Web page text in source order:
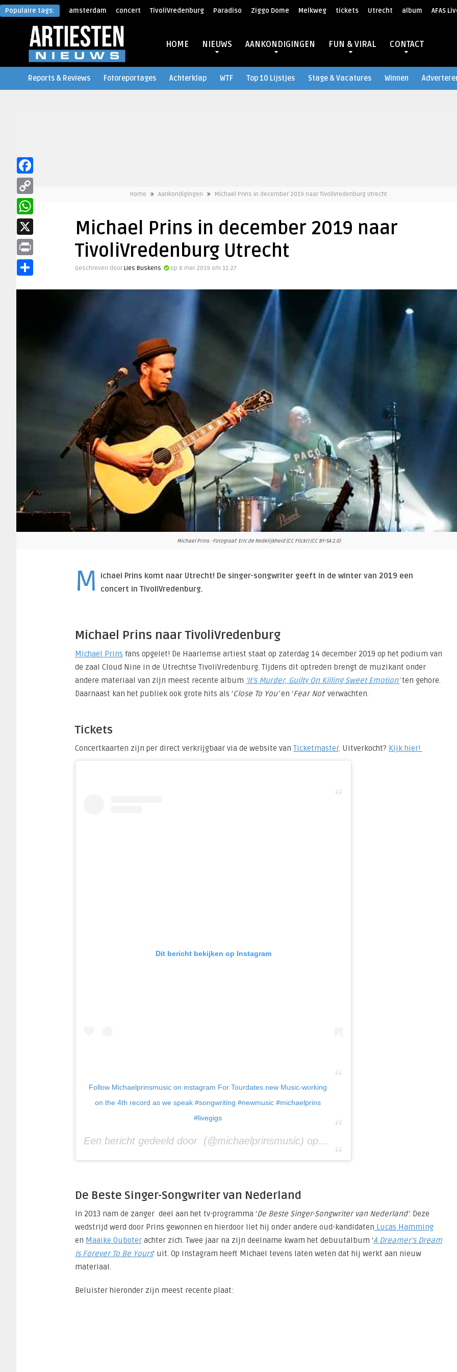
Populaire tags: amsterdam concert TivoliVredenburg Paradiso Ziggo Dome Melkweg tickets Utrecht album AFAS
HOME NIEUWS AANKONDIGINGEN FUN & VIRAL CONTACT
Reports & Reviews Fotoreportages Achterklap WTF Top 10 Lijstjes Stage & Vacatures Winnen
Home Aankondigingen Michael Prins in december 2019 naar TivoliVredenburg Utrecht
Michael Prins in december 2019 naar
TivoliVredenburg Utrecht
Geschreven door Lies Buskens op 8 mei 2019 om 11:27
Michael Prins - Fotograaf: Eric de Redelijkheid (CC Flickr) (CC BY-SA 2.0)
M
ichael Prins komt naar Utrecht! De singer-songwriter geeft in de winter van 2019 een
concert in TivoliVredenburg.
Michael Prins naar TivoliVredenburg
Michael Prins fans opgelet! De Haarlemse artiest staat op zaterdag 14 december 2019 op het podium van
de zaal Cloud Nine in de Utrechtse TivoliVredenburg. Tijdens dit optreden brengt de muzikant onder
andere materiaal van zijn meest recente album ‘It’s Murder, Guilty On Killing Sweet Emotion’ ten gehore.
Daarnaast kan het publiek ook grote hits als ‘Close To You’en ‘Fear Not‘ verwachten.
Tickets
Concertkaarten zijn per direct verkrijgbaar via de website vanTicketmaster. Uitverkocht? Kijk hier!
Dit bericht bekijken op Instagram
Follow Michaelprinsmusic on instagram For Tourdates new Music-working
on the 4th record as we speak #songwriting #newmusic #michaelprins
#livegigs
Een bericht gedeeld door (@michaelprinsmusic) op22 Apr 2019 om 11:50 (PDT)
De Beste Singer-Songwriter van Nederland
In 2013 nam de zanger deel aan het tv-programma ‘De Beste Singer-Songwriter van Nederland’. Deze
wedstrijd werd door Prins gewonnen en hierdoor liet hij onder andere oud-kandidaten Lucas Hamming
en Maaike Ouboter achter zich. Twee jaar na zijn deelname kwam het debuutalbum ‘A Dreamer’s Dream
Is Forever To Be Yours‘ uit. Op Instagram heeft Michael tevens laten weten dat hij werkt aan nieuw
materiaal.
Beluister hieronder zijn meest recente plaat:
Facebook
Copy
Link
WhatsApp
X
Print